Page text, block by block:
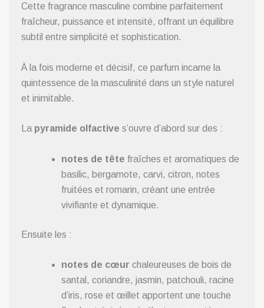
Cette fragrance masculine combine parfaitement
fraîcheur, puissance et intensité, offrant un équilibre
subtil entre simplicité et sophistication.
À la fois moderne et décisif, ce parfum incarne la
quintessence de la masculinité dans un style naturel
et inimitable.
La pyramide olfactive s’ouvre d’abord sur des :
notes de tête fraîches et aromatiques de
basilic, bergamote, carvi, citron, notes
fruitées et romarin, créant une entrée
vivifiante et dynamique.
Ensuite les :
notes de cœur chaleureuses de bois de
santal, coriandre, jasmin, patchouli, racine
d’iris, rose et œillet apportent une touche